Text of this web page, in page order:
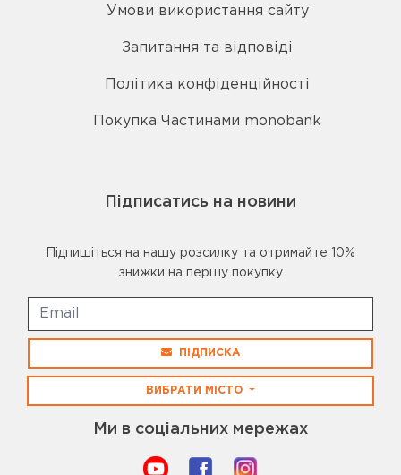
Умови використання сайту
Запитання та відповіді
Політика конфіденційності
Покупка Частинами monobank
Підписатись на новини
Підпишіться на нашу розсилку та отримайте 10%
знижки на першу покупку
ПІДПИСКА
ВИБРАТИ МІСТО
Ми в соціальних мережах